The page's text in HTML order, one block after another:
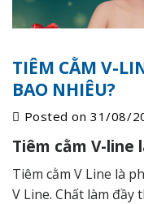
TIÊM CẰM V-
BAO NHIÊU?
Posted on31/08/
Tiêm cằm V-line
Tiêm cằm V Line là
V Line. Chất làm đầy